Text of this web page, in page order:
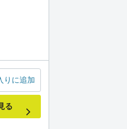
りに追加
る